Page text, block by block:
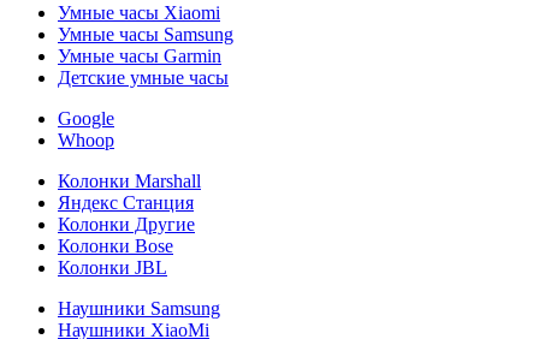
Умные часы Xiaomi
Умные часы Samsung
Умные часы Garmin
Детские умные часы
Google
Whoop
Колонки Marshall
Яндекс Станция
Колонки Другие
Колонки Bose
Колонки JBL
Наушники Samsung
Наушники XiaoMi